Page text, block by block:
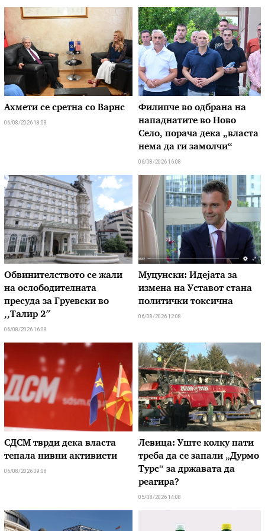
Ахмети се сретна со Варнс
06/08/2026 18:08
Филипче во одбрана на
нападнатите во Ново
Село, порача дека „власта
нема да ги замолчи“
06/08/2026 16:08
Обвинителството се жали
на ослободителната
пресуда за Груевски во
,,Талир 2″
06/08/2026 16:08
Муцунски: Идејата за
измена на Уставот стана
политички токсична
06/08/2026 12:08
СДСМ тврди дека власта
тепала нивни активисти
06/08/2026 09:08
Левица: Уште колку пати
треба да се запали „Дурмо
Турс“ за државата да
реагира?
05/08/2026 14:08